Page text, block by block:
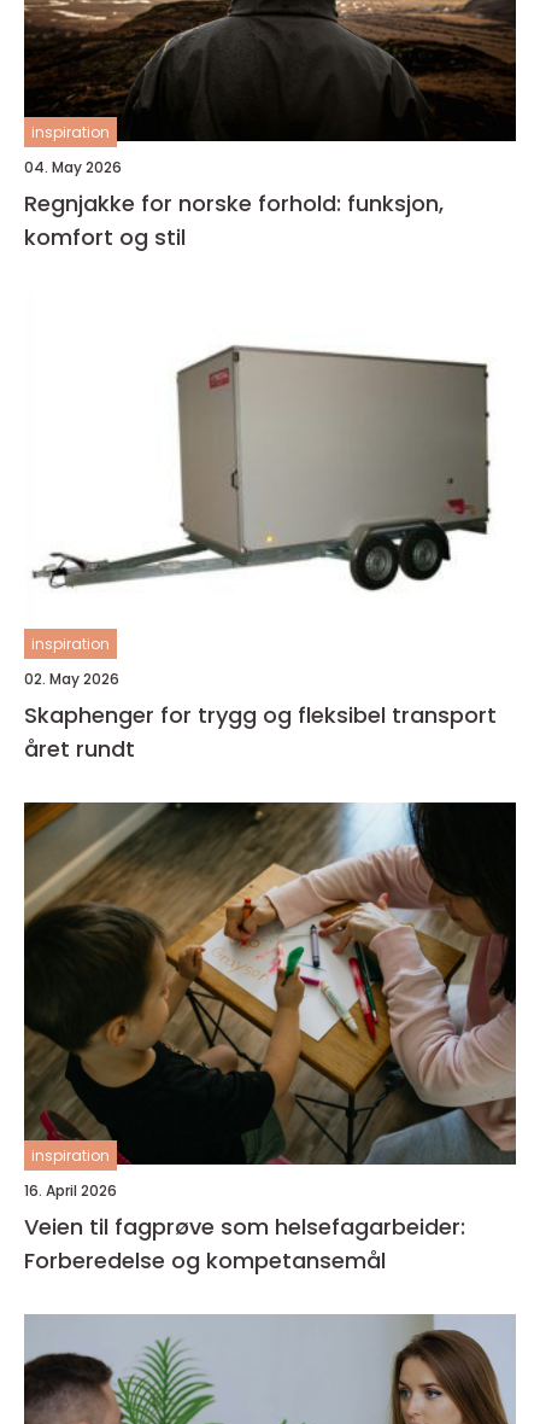
inspiration
04. May 2026
Regnjakke for norske forhold: funksjon,
komfort og stil
inspiration
02. May 2026
Skaphenger for trygg og fleksibel transport
året rundt
inspiration
16. April 2026
Veien til fagprøve som helsefagarbeider:
Forberedelse og kompetansemål